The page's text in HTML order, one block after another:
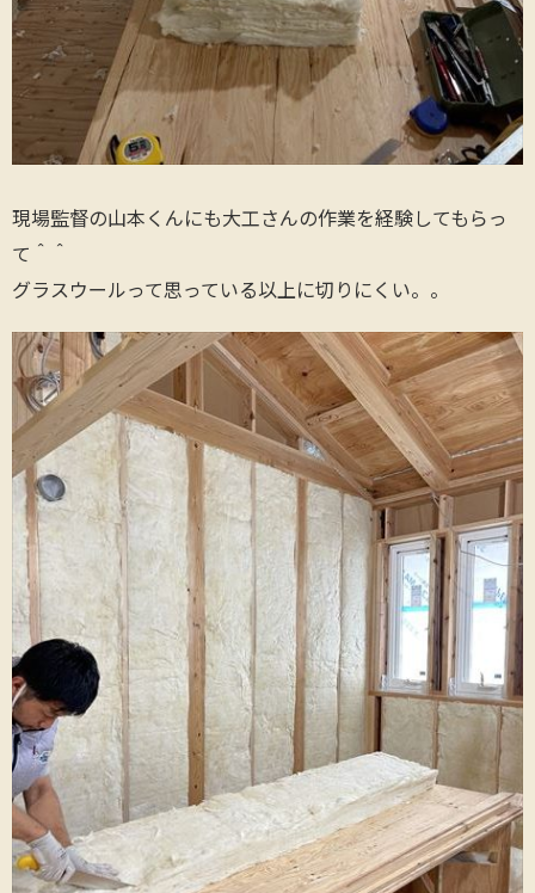
現場監督の山本くんにも大工さんの作業を経験してもらっ
て＾＾
グラスウールって思っている以上に切りにくい。。